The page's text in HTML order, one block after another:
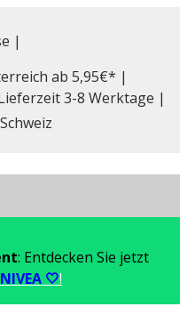
|
ab 5,95€* |
3-8 Werktage |
: Entdecken Sie jetzt
NIVEA 🤍!